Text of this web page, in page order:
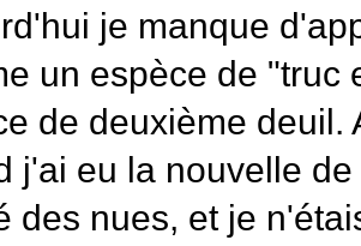
je manque
un espèce de "truc
de deuxième deuil.
j'ai eu la nouvelle
des nues, et je